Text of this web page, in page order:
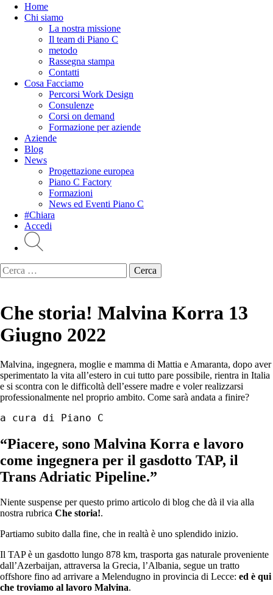
Home
Chi siamo
La nostra missione
Il team di Piano C
metodo
Rassegna stampa
Contatti
Cosa Facciamo
Percorsi Work Design
Consulenze
Corsi on demand
Formazione per aziende
Aziende
Blog
News
Progettazione europea
Piano C Factory
Formazioni
News ed Eventi Piano C
#Chiara
Accedi
Ricerca
per:
Che storia! Malvina Korra 13
Giugno 2022
Malvina, ingegnera, moglie e mamma di Mattia e Amaranta, dopo aver
sperimentato la vita all’estero in cui tutto pare possibile, rientra in Italia
e si scontra con le difficoltà dell’essere madre e voler realizzarsi
professionalmente nel proprio ambito. Come sarà andata a finire?
a cura di Piano C
“Piacere, sono Malvina Korra e lavoro
come ingegnera per il gasdotto TAP, il
Trans Adriatic Pipeline.”
Niente suspense per questo primo articolo di blog che dà il via alla
nostra rubrica Che storia!.
Partiamo subito dalla fine, che in realtà è uno splendido inizio.
Il TAP è un gasdotto lungo 878 km, trasporta gas naturale proveniente
dall’Azerbaijan, attraversa la Grecia, l’Albania, segue un tratto
offshore fino ad arrivare a Melendugno in provincia di Lecce: ed è qui
che troviamo al lavoro Malvina.